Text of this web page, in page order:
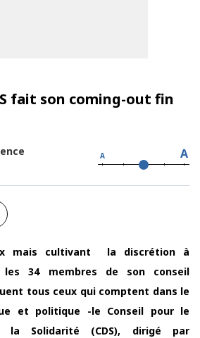
fait son coming-out fin
A A
mais cultivant la discrétion à
les 34 membres de son conseil
tous ceux qui comptent dans le
et politique -le Conseil pour le
la Solidarité (CDS), dirigé par